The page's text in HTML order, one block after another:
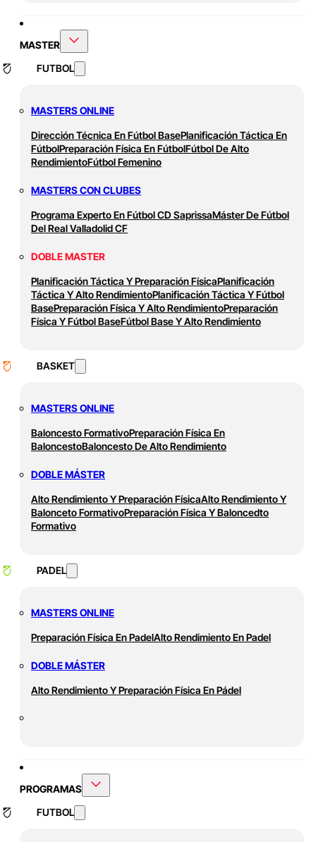
MASTER
FUTBOL
MASTERS ONLINE
Dirección Técnica En Fútbol BasePlanificación Táctica En
FútbolPreparación Física En FútbolFútbol De Alto
RendimientoFútbol Femenino
MASTERS CON CLUBES
Programa Experto En Fútbol CD SaprissaMáster De Fútbol
Del Real Valladolid CF
DOBLE MASTER
Planificación Táctica Y Preparación FísicaPlanificación
Táctica Y Alto RendimientoPlanificación Táctica Y Fútbol
BasePreparación Física Y Alto RendimientoPreparación
Física Y Fútbol BaseFútbol Base Y Alto Rendimiento
BASKET
MASTERS ONLINE
Baloncesto FormativoPreparación Física En
BaloncestoBaloncesto De Alto Rendimiento
DOBLE MÁSTER
Alto Rendimiento Y Preparación FísicaAlto Rendimiento Y
Balonceto FormativoPreparación Física Y Baloncedto
Formativo
PADEL
MASTERS ONLINE
Preparación Física En PadelAlto Rendimiento En Padel
DOBLE MÁSTER
Alto Rendimiento Y Preparación Física En Pádel
PROGRAMAS
FUTBOL